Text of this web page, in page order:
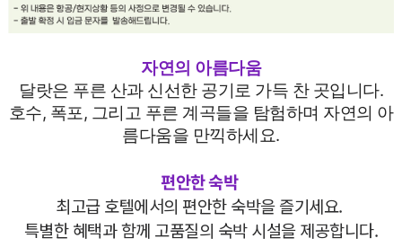
자연의 아름다움
달랏은 푸른 산과 신선한 공기로 가득 찬 곳입니다.
호수, 폭포, 그리고 푸른 계곡들을 탐험하며 자연의 아
름다움을 만끽하세요.
편안한 숙박
최고급 호텔에서의 편안한 숙박을 즐기세요.
특별한 혜택과 함께 고품질의 숙박 시설을 제공합니다.